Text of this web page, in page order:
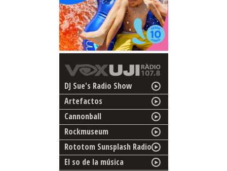
DJ Sue's Radio Show
Artefactos
Cannonball
Rockmuseum
Rototom Sunsplash Radio
El so de la música